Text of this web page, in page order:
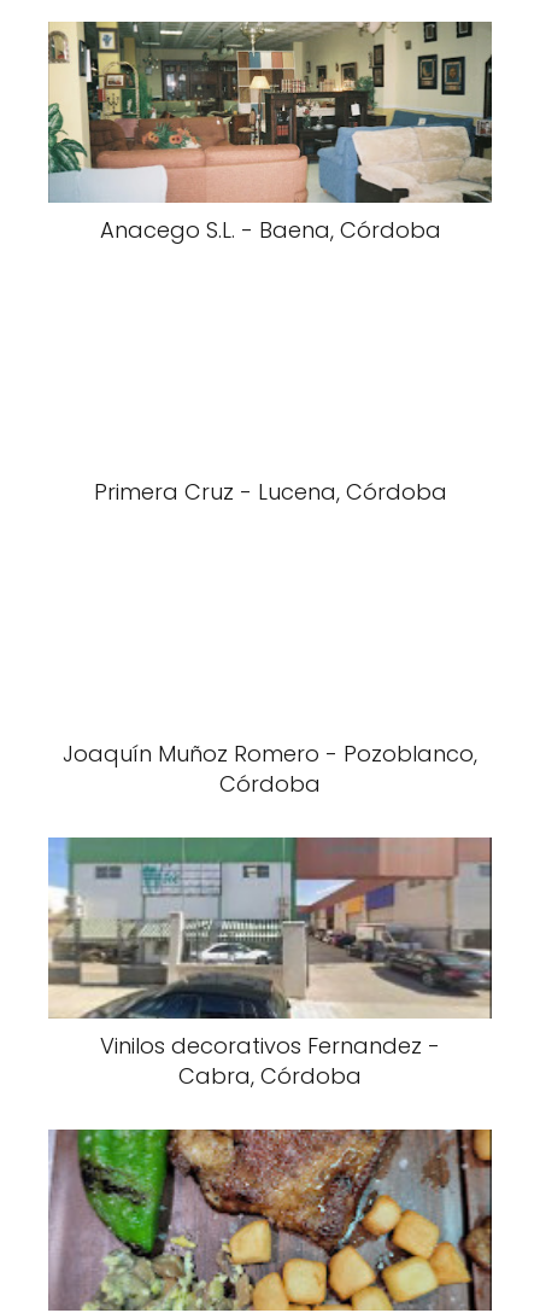
Anacego S.L. - Baena, Córdoba
Primera Cruz - Lucena, Córdoba
Joaquín Muñoz Romero - Pozoblanco,
Córdoba
Vinilos decorativos Fernandez -
Cabra, Córdoba